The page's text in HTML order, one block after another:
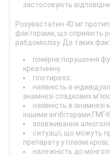
застосовують
Розувастатин 40 мг
факторами, що сприяють
рабдоміолізу. До таких
помірне порушення
креатиніну
гіпотиреоз;
наявність в
анамнезі спадкових
наявність в анамнезі
іншими інгібіторами
зловживання
ситуації, що можуть
препарату у плазмі крові;
належність до